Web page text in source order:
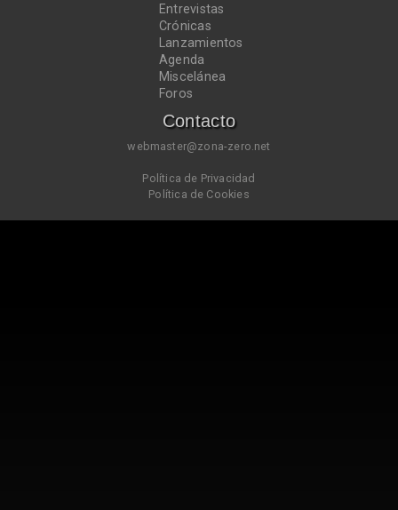
Entrevistas
Crónicas
Lanzamientos
Agenda
Miscelánea
Foros
Contacto
webmaster@zona-zero.net
Política de Privacidad
Política de Cookies